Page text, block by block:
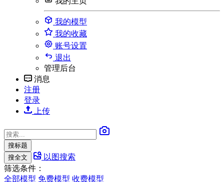
我的模型
我的收藏
账号设置
退出
管理后台
消息
注册
登录
上传
搜标题
搜全文
以图搜索
筛选条件：
全部模型 免费模型 收费模型